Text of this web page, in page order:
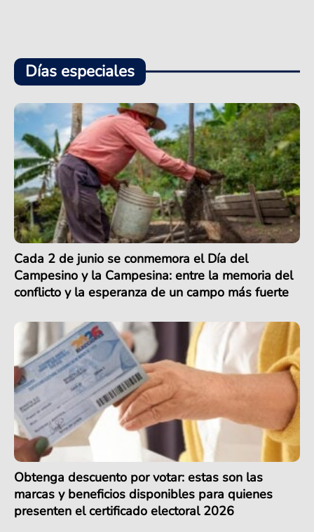
Días especiales
Cada 2 de junio se conmemora el Día del
Campesino y la Campesina: entre la memoria del
conflicto y la esperanza de un campo más fuerte
Obtenga descuento por votar: estas son las
marcas y beneficios disponibles para quienes
presenten el certificado electoral 2026